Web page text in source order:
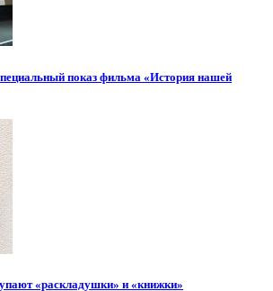
показ фильма «История нашей
«раскладушки» и «книжки»